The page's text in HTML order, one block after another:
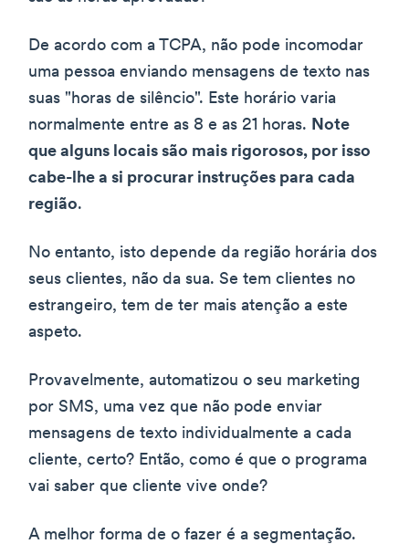
De acordo com a TCPA, não pode incomodar
uma pessoa enviando mensagens de texto nas
suas "horas de silêncio". Este horário varia
normalmente entre as 8 e as 21 horas. Note
que alguns locais são mais rigorosos, por isso
cabe-lhe a si procurar instruções para cada
região.
No entanto, isto depende da região horária dos
seus clientes, não da sua. Se tem clientes no
estrangeiro, tem de ter mais atenção a este
aspeto.
Provavelmente, automatizou o seu marketing
por SMS, uma vez que não pode enviar
mensagens de texto individualmente a cada
cliente, certo? Então, como é que o programa
vai saber que cliente vive onde?
A melhor forma de o fazer é a segmentação.